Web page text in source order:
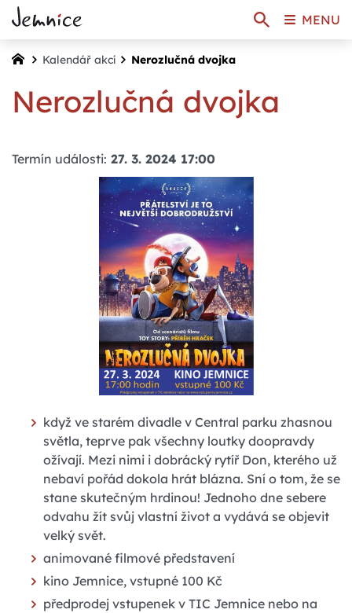
Kalendář akcí Nerozlučná dvojka
Nerozlučná dvojka
Termín události: 27. 3. 2024 17:00
když ve starém divadle v Central parku zhasnou
světla, teprve pak všechny loutky doopravdy
ožívají. Mezi nimi i dobrácký rytíř Don, kterého už
nebaví pořád dokola hrát blázna. Sní o tom, že se
stane skutečným hrdinou! Jednoho dne sebere
odvahu žít svůj vlastní život a vydává se objevit
velký svět.
animované filmové představení
kino Jemnice, vstupné 100 Kč
předprodej vstupenek v TIC Jemnice nebo na
MENU